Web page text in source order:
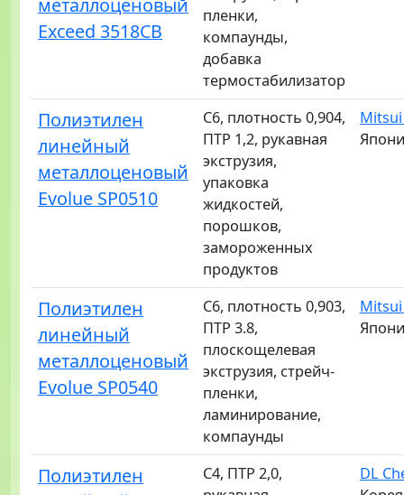
металлоценовый
Exceed 3518CB
пленки,
компаунды,
добавка
термостабилизатор
Полиэтилен
линейный
металлоценовый
Evolue SP0510
C6, плотность 0,904,
ПТР 1,2, рукавная
экструзия,
упаковка
жидкостей,
порошков,
замороженных
продуктов
Полиэтилен
линейный
металлоценовый
Evolue SP0540
C6, плотность 0,903,
ПТР 3.8,
плоскощелевая
экструзия, стрейч-
пленки,
ламинирование,
компаунды
Полиэтилен
C4, ПТР 2,0,
DL